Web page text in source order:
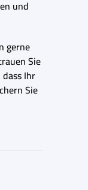
und
gerne
Sie
Ihr
Sie